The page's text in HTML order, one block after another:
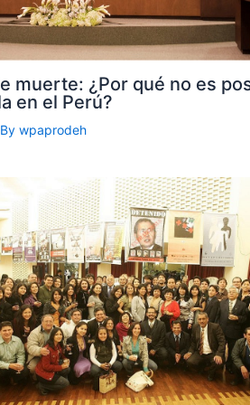
muerte: ¿Por qué no es
en el Perú?
wpaprodeh